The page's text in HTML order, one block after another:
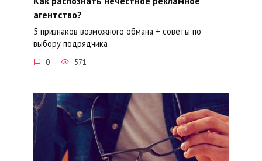
агентство?
5 признаков возможного обмана + советы по
выбору подрядчика
0 571